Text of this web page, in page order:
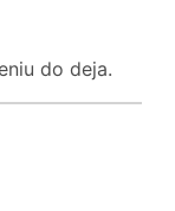
do deja.